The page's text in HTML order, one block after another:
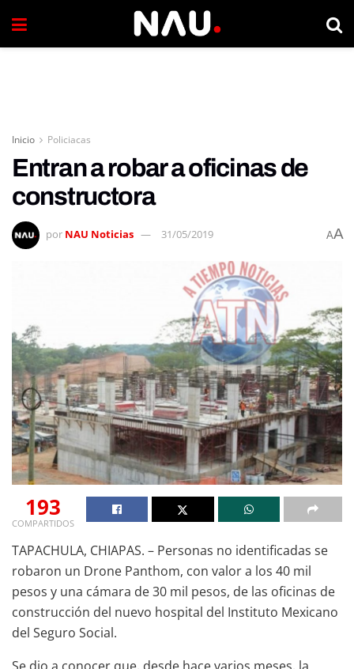
Inicio Policiacas
Entran a robar a oficinas de
constructora
por NAU Noticias 31/05/2019 AA
193
COMPARTIDOS
TAPACHULA, CHIAPAS. – Personas no identificadas se
robaron un Drone Panthom, con valor a los 40 mil
pesos y una cámara de 30 mil pesos, de las oficinas de
construcción del nuevo hospital del Instituto Mexicano
del Seguro Social.